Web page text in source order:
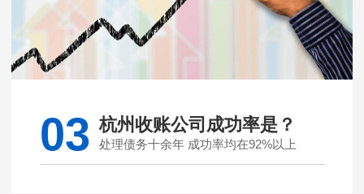
03 杭州收账公司成功率是？
处理债务十余年 成功率均在92%以上